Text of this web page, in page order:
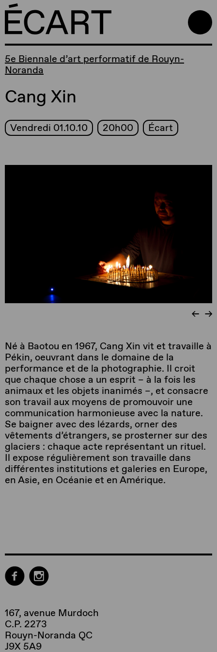
5e Biennale d’art performatif de Rouyn-
Noranda
Cang Xin
Vendredi 01.10.10 20h00 Écart
Né à Baotou en 1967, Cang Xin vit et travaille à
Pékin, oeuvrant dans le domaine de la
performance et de la photographie. Il croit
que chaque chose a un esprit – à la fois les
animaux et les objets inanimés –, et consacre
son travail aux moyens de promouvoir une
communication harmonieuse avec la nature.
Se baigner avec des lézards, orner des
vêtements d’étrangers, se prosterner sur des
glaciers : chaque acte représentant un rituel.
Il expose régulièrement son travaille dans
différentes institutions et galeries en Europe,
en Asie, en Océanie et en Amérique.
167, avenue Murdoch
C.P. 2273
Rouyn-Noranda QC
J9X 5A9